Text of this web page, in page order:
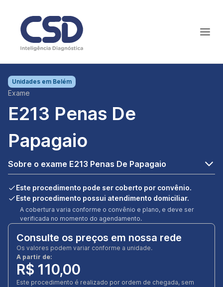
Unidades em Belém
Exame
E213 Penas De
Papagaio
Sobre o exame E213 Penas De Papagaio
Este procedimento pode ser coberto por convênio.
Este procedimento possui atendimento domiciliar.
A cobertura varia conforme o convênio e plano, e deve ser
verificada no momento do agendamento.
Consulte os preços em nossa rede
Os valores podem variar conforme a unidade.
A partir de:
R$ 110,00
Este procedimento é realizado por ordem de chegada, sem